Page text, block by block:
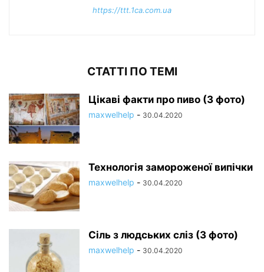
https://ttt.1ca.com.ua
СТАТТІ ПО ТЕМІ
Цікаві факти про пиво (3 фото)
maxwelhelp - 30.04.2020
Технологія замороженої випічки
maxwelhelp - 30.04.2020
Сіль з людських сліз (3 фото)
maxwelhelp - 30.04.2020